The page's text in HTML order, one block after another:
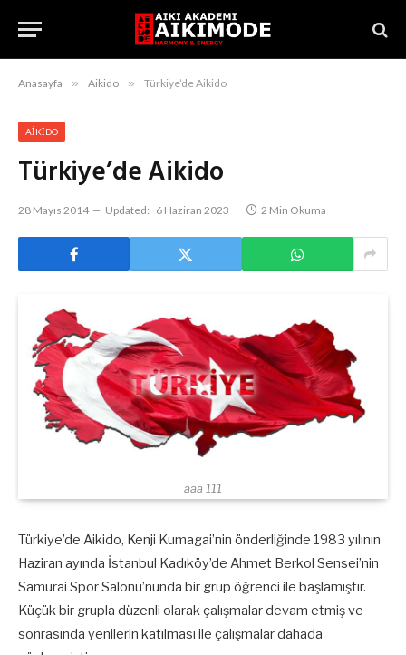
Anasayfa » Aikido » Türkiye’de Aikido
AIKIDO
Türkiye’de Aikido
28 Mayıs 2014 Updated: 6 Haziran 2023 2 Min Okuma
aaa 111
Türkiye’de Aikido, Kenji Kumagai’nin önderliğinde 1983 yılının
Haziran ayında İstanbul Kadıköy’de Ahmet Berkol Sensei’nin
Samurai Spor Salonu’nunda bir grup öğrenci ile başlamıştır.
Küçük bir grupla düzenli olarak çalışmalar devam etmiş ve
sonrasında yenilerin katılması ile çalışmalar dahada